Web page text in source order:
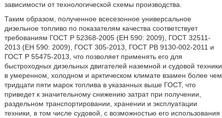
зависимости от технологической схемы производства.
Таким образом, полученное всесезонное универсальное
дизельное топливо по показателям качества соответствует
требованиям ГОСТ Р 52368-2005 (ЕН 590: 2009), ГОСТ 32511-
2013 (ЕН 590: 2009), ГОСТ 305-2013, ГОСТ РВ 9130-002-2011 и
ГОСТ Р 55475-2013, что позволяет применять его для
быстроходных дизельных двигателей наземной и судовой техники
в умеренном, холодном и арктическом климате взамен более чем
тридцати пяти марок топлива в указанных выше ГОСТ, что
приведет к значительному снижению затрат при получении,
раздельном транспортировании, хранении и эксплуатации
техники, в том числе судовой, с возможностью его использования